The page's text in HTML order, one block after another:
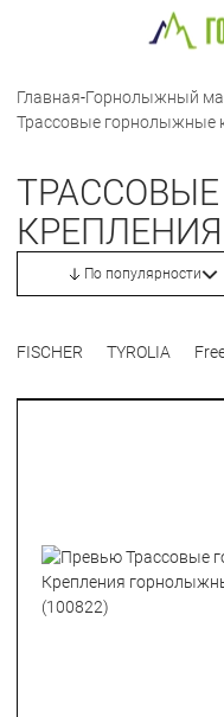
Главная-Горнолыжный
Трассовые горнолыжные
КРЕПЛЕНИЯ
По популярности
FISCHER TYROLIA